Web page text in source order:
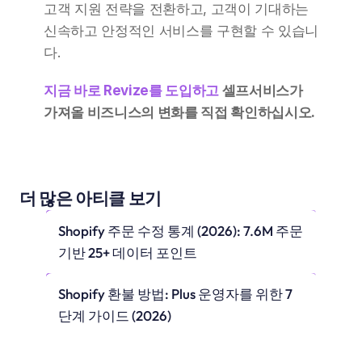
고객 지원 전략을 전환하고, 고객이 기대하는
신속하고 안정적인 서비스를 구현할 수 있습니
다.
지금 바로 Revize를 도입하고 셀프서비스가
가져올 비즈니스의 변화를 직접 확인하십시오.
더 많은 아티클 보기
Shopify 주문 수정 통계 (2026): 7.6M 주문
기반 25+ 데이터 포인트
Shopify 환불 방법: Plus 운영자를 위한 7
단계 가이드 (2026)